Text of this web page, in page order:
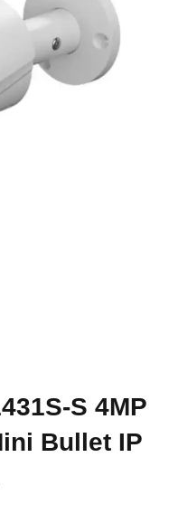
S 4MP
Bullet IP